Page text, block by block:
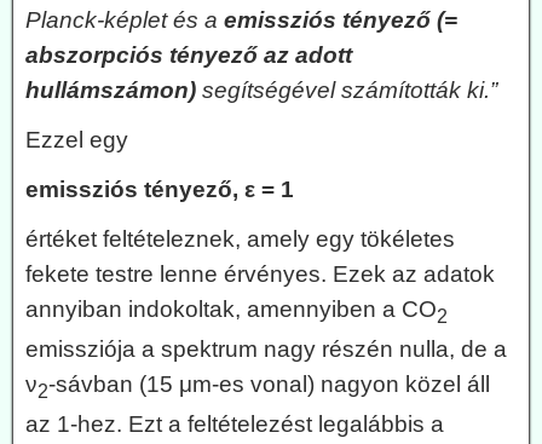
Planck-képlet és a emissziós tényező (=
abszorpciós tényező az adott
hullámszámon) segítségével számították ki.”
Ezzel egy
emissziós tényező, ε = 1
értéket feltételeznek, amely egy tökéletes
fekete testre lenne érvényes. Ezek az adatok
annyiban indokoltak, amennyiben a CO2
emissziója a spektrum nagy részén nulla, de a
ν2-sávban (15 μm-es vonal) nagyon közel áll
az 1-hez. Ezt a feltételezést legalábbis a